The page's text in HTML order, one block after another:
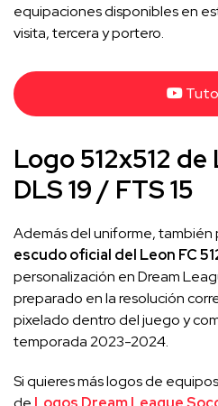
equipaciones disponibles en
visita, tercera y portero.
Logo 512x512
DLS 19 / FTS 15
Además del uniforme, también
escudo oficial del Leon FC
personalización en Dream
preparado en la resolución
pixelado dentro del juego y
temporada 2023-2024.
Si quieres más logos de